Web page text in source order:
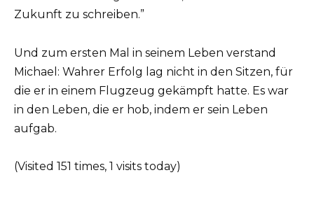
Zukunft zu schreiben.”
Und zum ersten Mal in seinem Leben verstand
Michael: Wahrer Erfolg lag nicht in den Sitzen, für
die er in einem Flugzeug gekämpft hatte. Es war
in den Leben, die er hob, indem er sein Leben
aufgab.
(Visited 151 times, 1 visits today)